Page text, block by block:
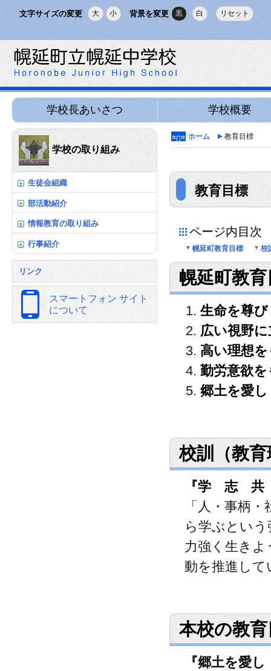
文字サイズの変更 大 小 背景を変更 黒 白 リセット
学校長あいさつ 学校概要
ホーム 教育目標
教育目標
ページ内目次
幌延町教育目標 校
幌延町教
生命を尊
広い視野
高い理想
勤労意欲
郷土を愛
校訓（教
『学 志 共
「人・事柄
ら学ぶとい
力強く生き
動を推進し
本校の教
『郷土を愛
学校の取り組み
生徒会組織
部活動紹介
情報教育の取り組み
行事紹介
リンク
スマートフォン サイト
について